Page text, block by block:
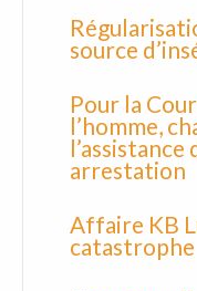
source
Pour la
l’homme,
l’assistance
arrestation
Affaire KB
catastrophe